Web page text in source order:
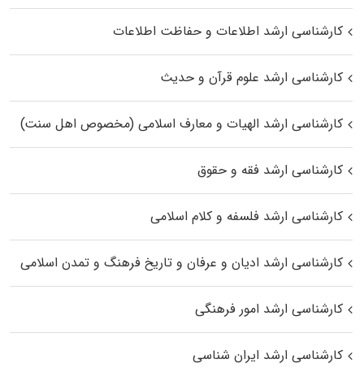
کارشناسی ارشد اطلاعات و حفاظت اطلاعات
کارشناسی ارشد علوم قرآن و حدیث
کارشناسی ارشد الهیات و معارف اسلامی (مخصوص اهل سنت)
کارشناسی ارشد فقه و حقوق
کارشناسی ارشد فلسفه و کلام اسلامی
کارشناسی ارشد ادیان و عرفان و تاریخ فرهنگ و تمدن اسلامی
کارشناسی ارشد امور فرهنگی
کارشناسی ارشد ایران شناسی